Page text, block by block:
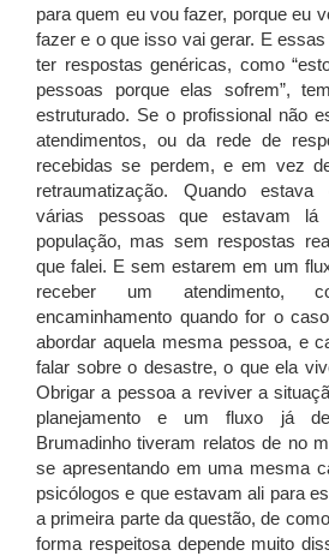
para quem eu vou fazer, porque eu
fazer e o que isso vai gerar. E
ter respostas genéricas, como
pessoas porque elas sofrem”,
estruturado. Se o profissional não
atendimentos, ou da rede de
recebidas se perdem, e em vez
retraumatização. Quando
várias pessoas que estavam lá
população, mas sem respostas
que falei. E sem estarem em um
receber um atendimento,
encaminhamento quando for o
abordar aquela mesma pessoa, e
falar sobre o desastre, o que ela
Obrigar a pessoa a reviver a
planejamento e um fluxo já
Brumadinho tiveram relatos de no
se apresentando em uma mesma
psicólogos e que estavam ali para
a primeira parte da questão, de
forma respeitosa depende muito